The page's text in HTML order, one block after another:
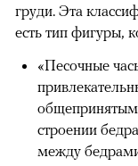
груди. Эта
есть тип фигуры,
«Песочные
строении
между